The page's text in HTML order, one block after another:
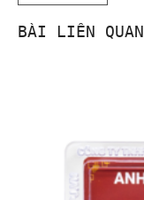
BÀI LIÊN QUAN